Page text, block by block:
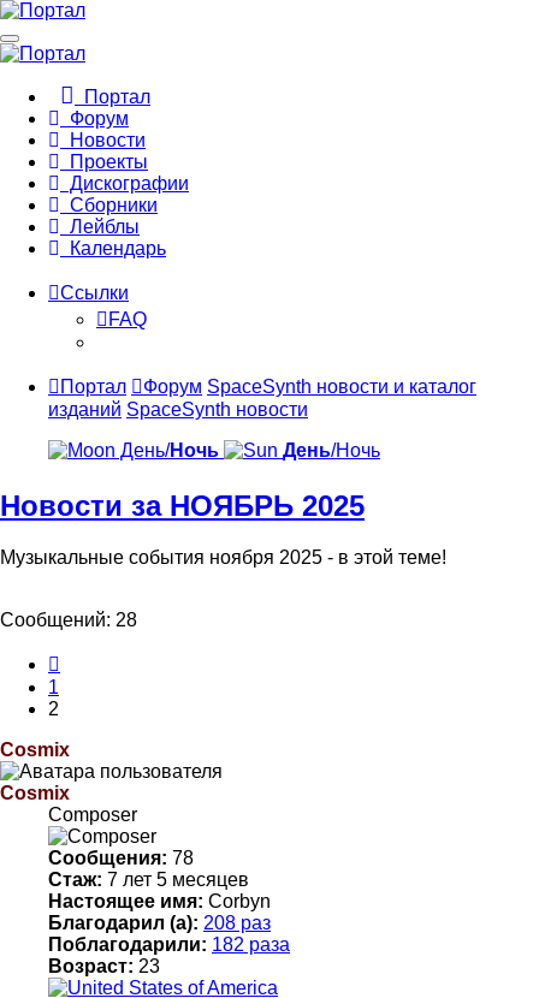
Портал
Форум
Новости
Проекты
Дискографии
Сборники
Лейблы
Календарь
Ссылки
FAQ
Портал Форум SpaceSynth новости и каталог
изданий SpaceSynth новости
День/Ночь День/Ночь
Новости за НОЯБРЬ 2025
Музыкальные события ноября 2025 - в этой теме!
Сообщений: 28
1
2
Cosmix
Cosmix
Composer
Сообщения: 78
Стаж: 7 лет 5 месяцев
Настоящее имя: Corbyn
Благодарил (а): 208 раз
Поблагодарили: 182 раза
Возраст: 23